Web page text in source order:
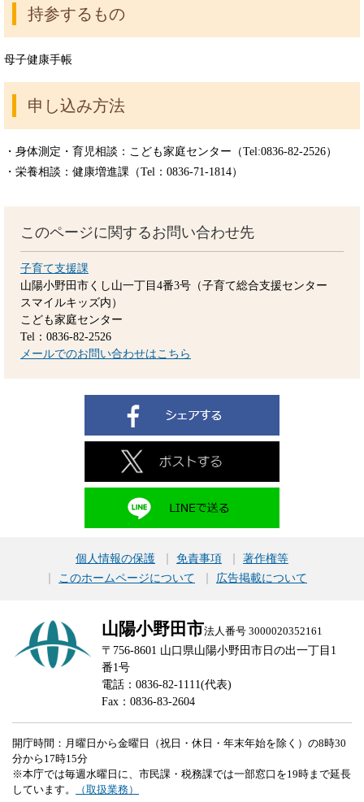
持参するもの
母子健康手帳
申し込み方法
・身体測定・育児相談：こども家庭センター（Tel:0836-82-2526）
・栄養相談：健康増進課（Tel：0836-71-1814）
このページに関するお問い合わせ先
子育て支援課
山陽小野田市くし山一丁目4番3号（子育て総合支援センター
スマイルキッズ内）
こども家庭センター
Tel：0836-82-2526
メールでのお問い合わせはこちら
個人情報の保護 免責事項
著作権等
このホームページについて
広告掲載について
山陽小野田市法人番号 3000020352161
〒756-8601 山口県山陽小野田市日の出一丁目1
番1号
電話：0836-82-1111(代表)
Fax：0836-83-2604
開庁時間：月曜日から金曜日（祝日・休日・年末年始を除く）の8時30
分から17時15分
※本庁では毎週水曜日に、市民課・税務課では一部窓口を19時まで延長
しています。
（取扱業務）